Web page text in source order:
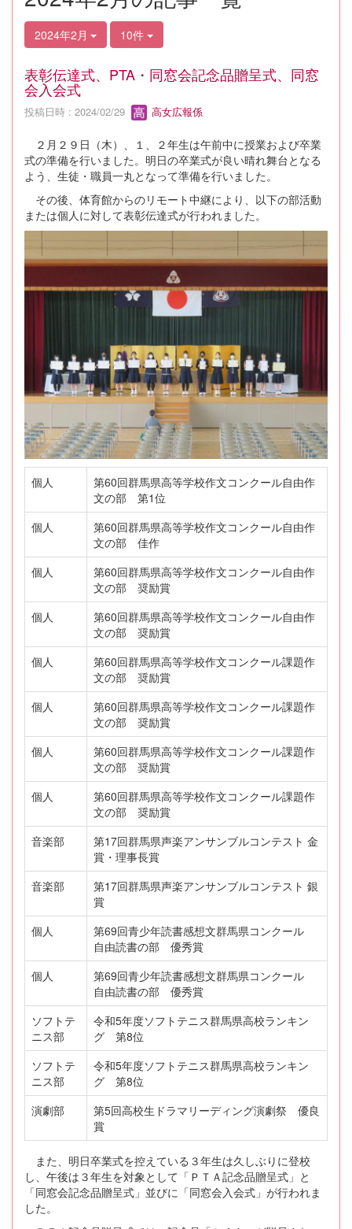
2024年2月 10件
表彰伝達式、PTA・同窓会記念品贈呈式、同窓
会入会式
投稿日時 : 2024/02/29 高女広報係
２月２９日（木）、１、２年生は午前中に授業および卒業
式の準備を行いました。明日の卒業式が良い晴れ舞台となる
よう、生徒・職員一丸となって準備を行いました。
その後、体育館からのリモート中継により、以下の部活動
または個人に対して表彰伝達式が行われました。
個人
第60回群馬県高等学校作文コンクール自由作
文の部 第1位
個人
第60回群馬県高等学校作文コンクール自由作
文の部 佳作
個人
第60回群馬県高等学校作文コンクール自由作
文の部 奨励賞
個人
第60回群馬県高等学校作文コンクール自由作
文の部 奨励賞
個人
第60回群馬県高等学校作文コンクール課題作
文の部 奨励賞
個人
第60回群馬県高等学校作文コンクール課題作
文の部 奨励賞
個人
第60回群馬県高等学校作文コンクール課題作
文の部 奨励賞
個人
第60回群馬県高等学校作文コンクール課題作
文の部 奨励賞
音楽部
第17回群馬県声楽アンサンブルコンテスト 金
賞・理事長賞
音楽部
第17回群馬県声楽アンサンブルコンテスト 銀
賞
個人
第69回青少年読書感想文群馬県コンクール
自由読書の部 優秀賞
個人
第69回青少年読書感想文群馬県コンクール
自由読書の部 優秀賞
ソフトテ
ニス部
令和5年度ソフトテニス群馬県高校ランキン
グ 第8位
ソフトテ
ニス部
令和5年度ソフトテニス群馬県高校ランキン
グ 第8位
演劇部
第5回高校生ドラマリーディング演劇祭 優良
賞
また、明日卒業式を控えている３年生は久しぶりに登校
し、午後は３年生を対象として「ＰＴＡ記念品贈呈式」と
「同窓会記念品贈呈式」並びに「同窓会入会式」が行われま
した。